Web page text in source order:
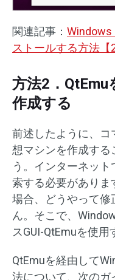
関連記事： Windows
ストールする方法【
方法2．
作成する
前述したように、コ
想マシンを作成する
う。インターネッ
索する必要がありま
場合、どうやって
ん。そこで、
スGUI-QtEmuを使用
QtEmuを経由して
法について、次のガ